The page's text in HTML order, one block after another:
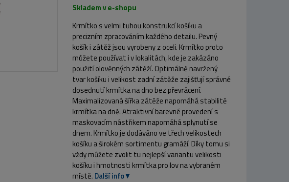
Skladem v e-shopu
Krmítko s velmi tuhou konstrukcí košíku a
precizním zpracováním každého detailu. Pevný
košík i zátěž jsou vyrobeny z oceli. Krmítko proto
můžete používat i v lokalitách, kde je zakázáno
použití olověnných zátěží. Optimálně navržený
tvar košíku i velikost zadní zátěže zajišťují správné
dosednutí krmítka na dno bez převrácení.
Maximalizovaná šířka zátěže napomáhá stabilitě
krmítka na dně. Atraktivní barevné provedení s
maskovacím nástřikem napomáhá splynutí se
dnem. Krmítko je dodáváno ve třech velikostech
košíku a širokém sortimentu gramáží. Díky tomu si
vždy můžete zvolit tu nejlepší variantu velikosti
košíku i hmotnosti krmítka pro lov na vybraném
místě. Další info